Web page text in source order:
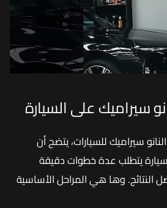
سيراميك على السيارة
سيراميك للسيارات، يتضح أن
يتطلب عدة خطوات دقيقة
وها هي المراحل الأساسية